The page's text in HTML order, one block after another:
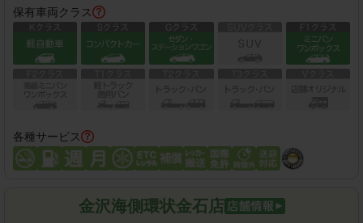
保有車両クラス
各種サービス
金沢海側環状金石店